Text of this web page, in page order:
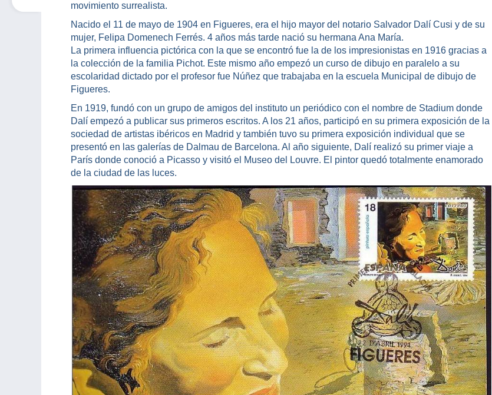
movimiento surrealista.
Nacido el 11 de mayo de 1904 en Figueres, era el hijo mayor del notario Salvador Dalí Cusi y de su
mujer, Felipa Domenech Ferrés. 4 años más tarde nació su hermana Ana María.
La primera influencia pictórica con la que se encontró fue la de los impresionistas en 1916 gracias a
la colección de la familia Pichot. Este mismo año empezó un curso de dibujo en paralelo a su
escolaridad dictado por el profesor fue Núñez que trabajaba en la escuela Municipal de dibujo de
Figueres.
En 1919, fundó con un grupo de amigos del instituto un periódico con el nombre de Stadium donde
Dalí empezó a publicar sus primeros escritos. A los 21 años, participó en su primera exposición de la
sociedad de artistas ibéricos en Madrid y también tuvo su primera exposición individual que se
presentó en las galerías de Dalmau de Barcelona. Al año siguiente, Dalí realizó su primer viaje a
París donde conoció a Picasso y visitó el Museo del Louvre. El pintor quedó totalmente enamorado
de la ciudad de las luces.